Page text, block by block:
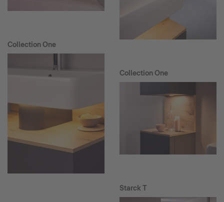
Collection One
Collection One
Starck T